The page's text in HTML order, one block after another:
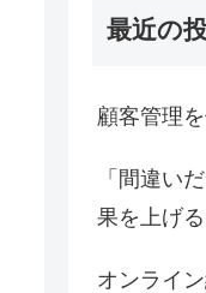
最近の
顧客管理
「間違い
果を上げ
オンライ